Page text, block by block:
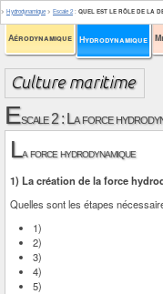
Aérodynamique Hydrodynamique
> Hydrodynamique > Escale 2 : QUEL EST LE RÔLE DE LA
Escale 2 : La force
La force hydrodynamique
1) La création de la force
Quelles sont les étapes
1)
2)
3)
4)
5)